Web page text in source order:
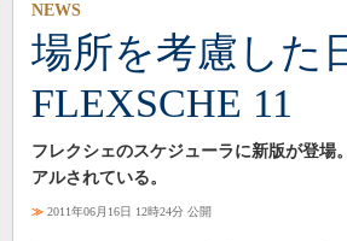
スマートモバイル
ネットワーク
システム運用管理
情報系システム
場所を考慮した
FLEXSCHE 11
NEWS
フレクシェのスケジューラに新版が登場
アルされている。
≫ 2011年06月16日 12時24分 公開